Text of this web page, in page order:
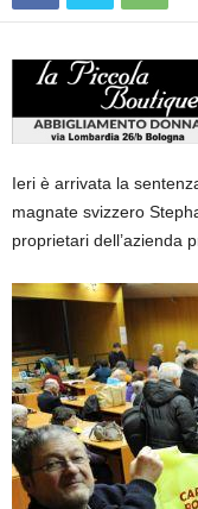
Ieri è arrivata la
magnate svizzero
proprietari dell’azienda